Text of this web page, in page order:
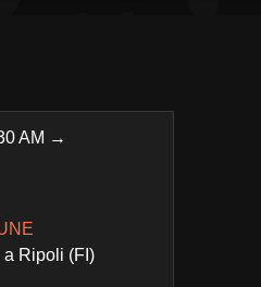
AM →
a Ripoli (FI)